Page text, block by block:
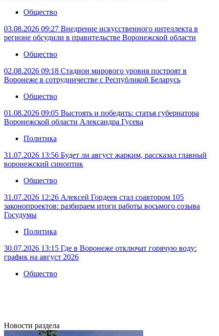
Общество
03.08.2026 09:27 Внедрение искусственного интеллекта в
регионе обсудили в правительстве Воронежской области
Общество
02.08.2026 09:18 Стадион мирового уровня построят в
Воронеже в сотрудничестве с Республикой Беларусь
Общество
01.08.2026 09:05 Выстоять и победить: статья губернатора
Воронежской области Александра Гусева
Политика
31.07.2026 13:56 Будет ли август жарким, рассказал главный
воронежский синоптик
Общество
31.07.2026 12:26 Алексей Гордеев стал соавтором 105
законопроектов: разбираем итоги работы восьмого созыва
Госудумы
Политика
30.07.2026 13:15 Где в Воронеже отключат горячую воду:
график на август 2026
Общество
Новости раздела